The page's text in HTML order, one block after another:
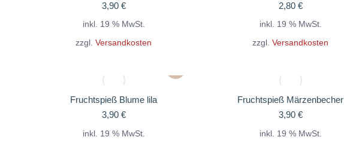
3,90 €
inkl. 19 % MwSt.
zzgl. Versandkosten
2,80 €
inkl. 19 % MwSt.
zzgl. Versandkosten
Fruchtspieß Blume lila
3,90 €
inkl. 19 % MwSt.
Fruchtspieß Märzenbecher
3,90 €
inkl. 19 % MwSt.